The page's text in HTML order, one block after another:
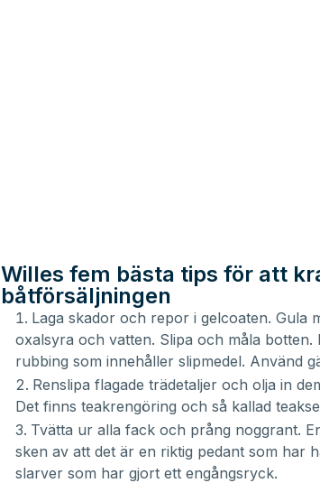
Willes fem bästa tips för att
båtförsäljningen
Laga skador och repor i gelcoaten. Gula
oxalsyra och vatten. Slipa och måla botten.
rubbing som innehåller slipmedel. Använd
Renslipa flagade trädetaljer och olja in
Det finns teakrengöring och så kallad
Tvätta ur alla fack och prång noggrant.
sken av att det är en riktig pedant som har
slarver som har gjort ett engångsryck.